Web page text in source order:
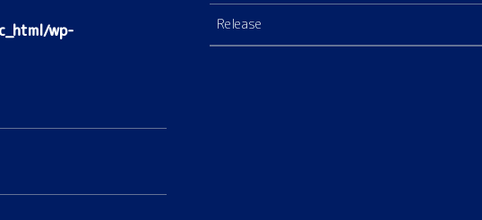
wp-
Release